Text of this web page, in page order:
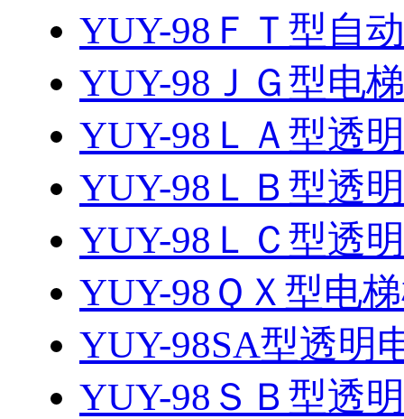
YUY-98ＦＴ型自
YUY-98ＪＧ型电
YUY-98ＬＡ型透
YUY-98ＬＢ型透
YUY-98ＬＣ型透
YUY-98ＱＸ型电
YUY-98SA型透明
YUY-98ＳＢ型透